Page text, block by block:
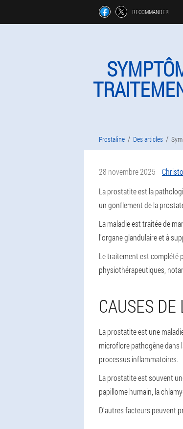
RECOMMANDER
Prostaline Des articles
28 novembre 2025
La prostatite est la
un gonflement de la
La maladie est traitée de
l'organe glandulaire et à
Le traitement est complété
physiothérapeutiques,
CAUSES
La prostatite est une
microflore pathogène dans
processus inflammatoires.
La prostatite est souvent
papillome humain, la
D'autres facteurs peuvent